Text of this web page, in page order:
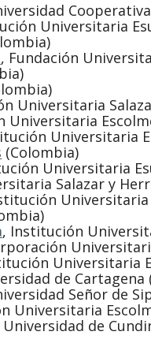
Universitaria
, Fundación
Universitaria
Universitaria
Universitaria
(Colombia)
Universitaria
Salazar y
Universitaria
, Institución
Universitaria
de Cartagena
Señor de
Universitaria
Universidad de